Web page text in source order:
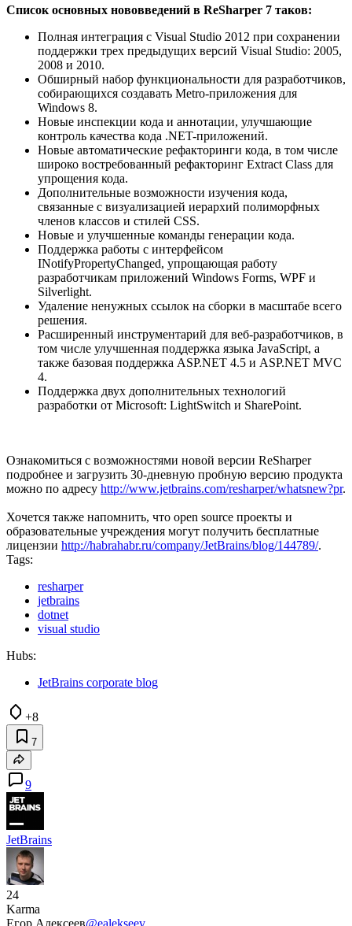
Список основных нововведений в ReSharper 7 таков:
Полная интеграция с Visual Studio 2012 при сохранении
поддержки трех предыдущих версий Visual Studio: 2005,
2008 и 2010.
Обширный набор функциональности для разработчиков,
собирающихся создавать Metro-приложения для
Windows 8.
Новые инспекции кода и аннотации, улучшающие
контроль качества кода .NET-приложений.
Новые автоматические рефакторинги кода, в том числе
широко востребованный рефакторинг Extract Class для
упрощения кода.
Дополнительные возможности изучения кода,
связанные с визуализацией иерархий полиморфных
членов классов и стилей CSS.
Новые и улучшенные команды генерации кода.
Поддержка работы с интерфейсом
INotifyPropertyChanged, упрощающая работу
разработчикам приложений Windows Forms, WPF и
Silverlight.
Удаление ненужных ссылок на сборки в масштабе всего
решения.
Расширенный инструментарий для веб-разработчиков, в
том числе улучшенная поддержка языка JavaScript, а
также базовая поддержка ASP.NET 4.5 и ASP.NET MVC
4.
Поддержка двух дополнительных технологий
разработки от Microsoft: LightSwitch и SharePoint.
Ознакомиться с возможностями новой версии ReSharper
подробнее и загрузить 30-дневную пробную версию продукта
можно по адресу http://www.jetbrains.com/resharper/whatsnew?pr.
Хочется также напомнить, что open source проекты и
образовательные учреждения могут получить бесплатные
лицензии http://habrahabr.ru/company/JetBrains/blog/144789/.
Tags:
resharper
jetbrains
dotnet
visual studio
Hubs:
JetBrains corporate blog
+8
7
9
JetBrains
24
Karma
Егор Алексеев@ealekseev